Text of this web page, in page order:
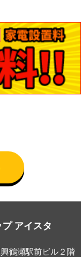
アイスタ
鶴瀬駅前ビル２階